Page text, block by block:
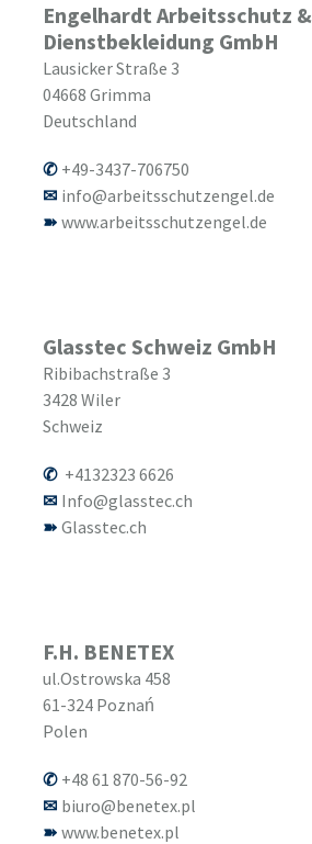
Engelhardt Arbeitsschutz &
Dienstbekleidung GmbH
Lausicker Straße 3
04668 Grimma
Deutschland
+49-3437-706750
info@arbeitsschutzengel.de
www.arbeitsschutzengel.de
Glasstec Schweiz GmbH
Ribibachstraße 3
3428 Wiler
Schweiz
+4132323 6626
Info@glasstec.ch
Glasstec.ch
F.H. BENETEX
ul.Ostrowska 458
61-324 Poznań
Polen
+48 61 870-56-92
biuro@benetex.pl
www.benetex.pl